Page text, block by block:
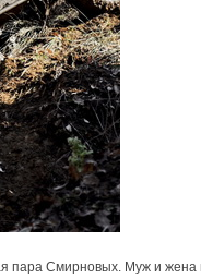
пара Смирновых. Муж и жена